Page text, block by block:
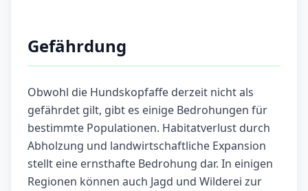
Gefährdung
Obwohl die Hundskopfaffe derzeit nicht als
gefährdet gilt, gibt es einige Bedrohungen für
bestimmte Populationen. Habitatverlust durch
Abholzung und landwirtschaftliche Expansion
stellt eine ernsthafte Bedrohung dar. In einigen
Regionen können auch Jagd und Wilderei zur